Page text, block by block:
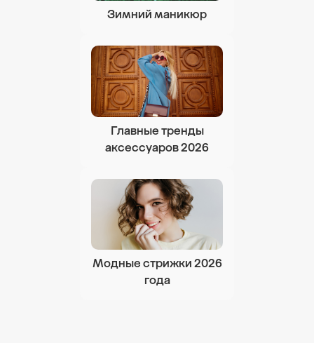
Зимний маникюр
Главные тренды
аксессуаров 2026
Модные стрижки 2026
года